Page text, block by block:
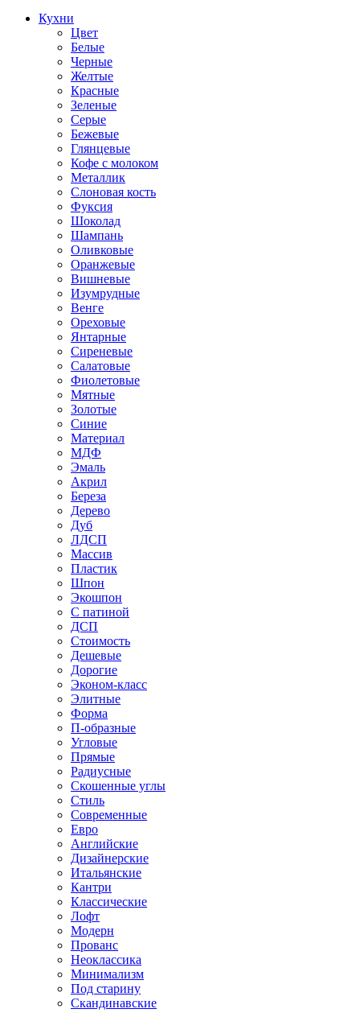
Кухни
Цвет
Белые
Черные
Желтые
Красные
Зеленые
Серые
Бежевые
Глянцевые
Кофе с молоком
Металлик
Слоновая кость
Фуксия
Шоколад
Шампань
Оливковые
Оранжевые
Вишневые
Изумрудные
Венге
Ореховые
Янтарные
Сиреневые
Салатовые
Фиолетовые
Мятные
Золотые
Синие
Материал
МДФ
Эмаль
Акрил
Береза
Дерево
Дуб
ЛДСП
Массив
Пластик
Шпон
Экошпон
С патиной
ДСП
Стоимость
Дешевые
Дорогие
Эконом-класс
Элитные
Форма
П-образные
Угловые
Прямые
Радиусные
Скошенные углы
Стиль
Современные
Евро
Английские
Дизайнерские
Итальянские
Кантри
Классические
Лофт
Модерн
Прованс
Неоклассика
Минимализм
Под старину
Скандинавские